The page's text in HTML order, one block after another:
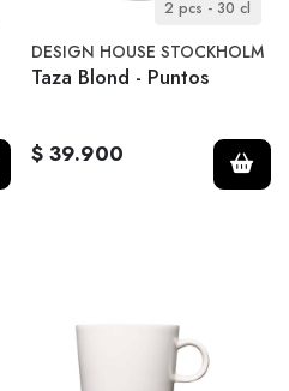
2 pcs - 30 cl
DESIGN HOUSE STOCKHOLM
Taza Blond - Puntos
$ 39.900